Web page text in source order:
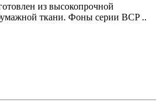
из высокопрочной
ткани. Фоны серии BCP ..